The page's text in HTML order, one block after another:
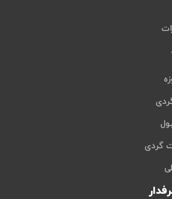
گردی